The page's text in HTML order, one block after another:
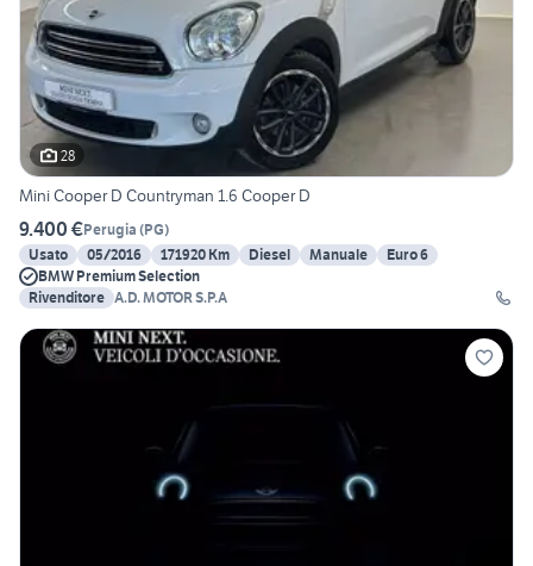
28
Mini Cooper D Countryman 1.6 Cooper D
9.400 €Perugia (PG)
Usato
05/2016 171920 Km Diesel Manuale
Euro 6
BMW Premium Selection
Rivenditore A.D. MOTOR S.P.A